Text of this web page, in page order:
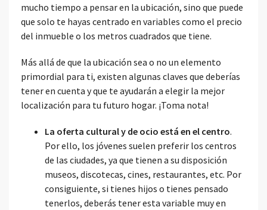
mucho tiempo a pensar en la ubicación, sino que puede
que solo te hayas centrado en variables como el precio
del inmueble o los metros cuadrados que tiene.
Más allá de que la ubicación sea o no un elemento
primordial para ti, existen algunas claves que deberías
tener en cuenta y que te ayudarán a elegir la mejor
localización para tu futuro hogar. ¡Toma nota!
La oferta cultural y de ocio está en el centro.
Por ello, los jóvenes suelen preferir los centros
de las ciudades, ya que tienen a su disposición
museos, discotecas, cines, restaurantes, etc. Por
consiguiente, si tienes hijos o tienes pensado
tenerlos, deberás tener esta variable muy en